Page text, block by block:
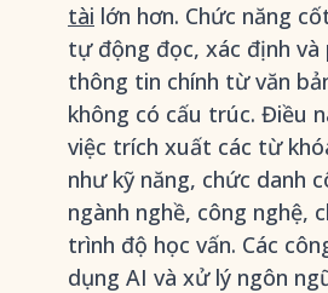
tài lớn hơn. Chức năng
tự động đọc, xác định và
thông tin chính từ văn
không có cấu trúc. Điều
việc trích xuất các từ
như kỹ năng, chức danh
ngành nghề, công nghệ,
trình độ học vấn. Các
dụng AI và xử lý ngôn